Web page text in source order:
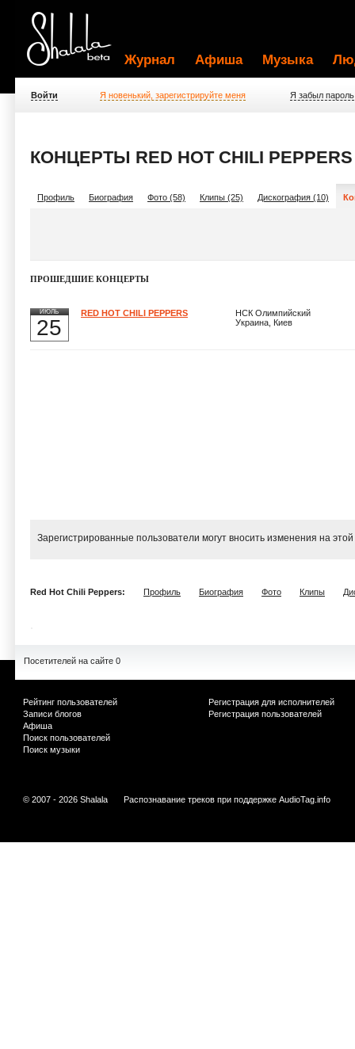
Журнал Афиша Музыка
Войти Я новенький, зарегистрируйте меня Я забыл пароль
КОНЦЕРТЫ RED HOT CHILI PEPPERS
Профиль Биография Фото (58) Клипы (25) Дискография (10)
ПРОШЕДШИЕ КОНЦЕРТЫ
ИЮЛЬ
25
RED HOT CHILI PEPPERS
НСК Олимпийский
Украина, Киев
Зарегистрированные пользователи могут вносить изменения на
Red Hot Chili Peppers: Профиль Биография Фото Клипы
Посетителей на сайте 0
Рейтинг пользователей
Записи блогов
Афиша
Поиск пользователей
Поиск музыки
Регистрация для исполнителей
Регистрация пользователей
© 2007 - 2026 Shalala Распознавание треков при поддержке AudioTag.info